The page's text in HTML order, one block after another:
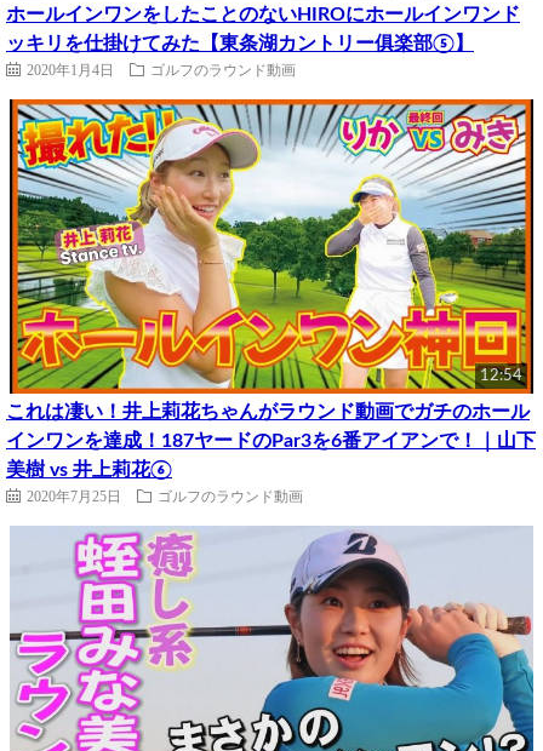
ホールインワンをしたことのないHIROにホールインワンド
ッキリを仕掛けてみた【東条湖カントリー俱楽部⑤】
2020年1月4日 ゴルフのラウンド動画
12:54
これは凄い！井上莉花ちゃんがラウンド動画でガチのホール
インワンを達成！187ヤードのPar3を6番アイアンで！｜山下
美樹 vs 井上莉花⑥
2020年7月25日 ゴルフのラウンド動画